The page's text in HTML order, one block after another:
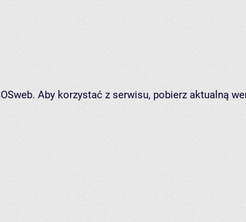
Aby korzystać z serwisu, pobierz aktualną